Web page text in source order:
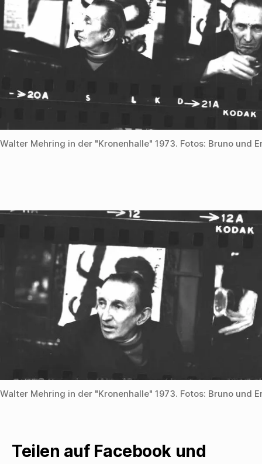
Walter Mehring in der "Kronenhalle" 1973. Fotos: Bruno und
Walter Mehring in der "Kronenhalle" 1973. Fotos: Bruno und
Teilen auf Facebook und